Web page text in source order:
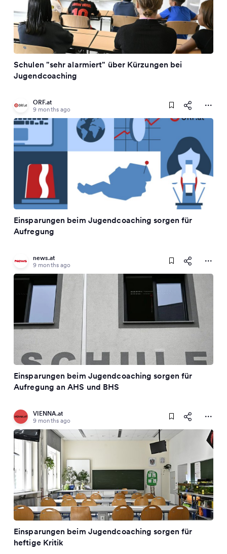
Schulen "sehr alarmiert" über Kürzungen bei
Jugendcoaching
ORF.at
9 months ago
Einsparungen beim Jugendcoaching sorgen für
Aufregung
news.at
9 months ago
Einsparungen beim Jugendcoaching sorgen für
Aufregung an AHS und BHS
VIENNA.at
9 months ago
Einsparungen beim Jugendcoaching sorgen für
heftige Kritik